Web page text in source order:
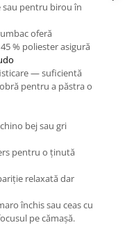
sau pentru birou în
oferă
% poliester asigură
— suficientă
pentru a păstra o
bej sau gri
pentru o ținută
relaxată dar
închis sau ceas cu
pe cămașă.